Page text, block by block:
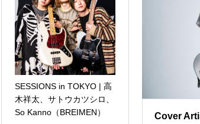
SESSIONS in TOKYO | 高
木祥太、サトウカツシロ、
So Kanno（BREIMEN）
Cover